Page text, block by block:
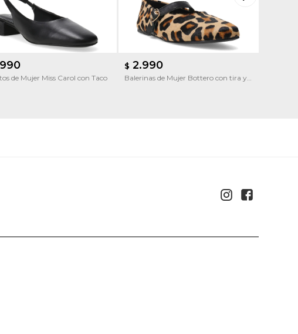
de Mujer Miss Carol con Taco
$ 2.990
Balerinas de Mujer Bottero con tira y
 